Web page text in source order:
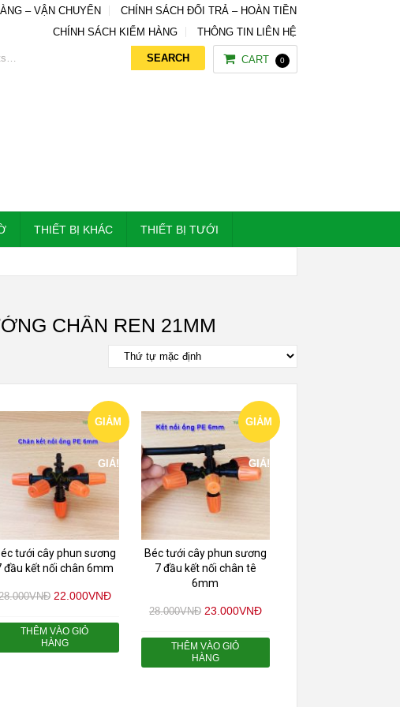
– VẬN CHUYỂN
CHÍNH SÁCH ĐỔI TRẢ – HOÀN TIỀN
CHÍNH SÁCH KIỂM HÀNG
THÔNG TIN LIÊN HỆ
CART 0
THIẾT BỊ KHÁC THIẾT BỊ TƯỚI
CHÂN REN 21MM
GIẢM
GIÁ!
tưới cây phun sương
đầu kết nối chân 6mm
VNĐ 22.000VNĐ
THÊM VÀO GIỎ
HÀNG
GIẢM
GIÁ!
Béc tưới cây phun sương
7 đầu kết nối chân tê
6mm
28.000VNĐ 23.000VNĐ
THÊM VÀO GIỎ
HÀNG